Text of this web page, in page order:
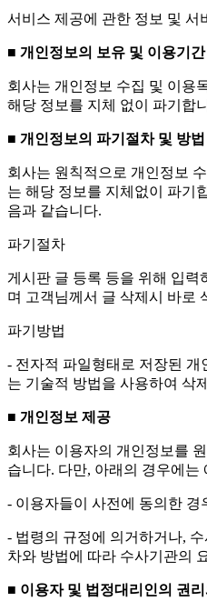
서비스 제공에 관한 정보 및 서
■ 개인정보의 보유 및 이용기간
회사는 개인정보 수집 및 이용
해당 정보를 지체 없이 파기합
■ 개인정보의 파기절차 및 방법
회사는 원칙적으로 개인정보
는 해당 정보를 지체없이 파기
음과 같습니다.
파기절차
게시판 글 등록 등을 위해 입력
며 고객님께서 글 삭제시 바로
파기방법
- 전자적 파일형태로 저장된 개
는 기술적 방법을 사용하여 삭
■ 개인정보 제공
회사는 이용자의 개인정보를
습니다. 다만, 아래의 경우에는
- 이용자들이 사전에 동의한 경
- 법령의 규정에 의거하거나,
차와 방법에 따라 수사기관의
■ 이용자 및 법정대리인의 권